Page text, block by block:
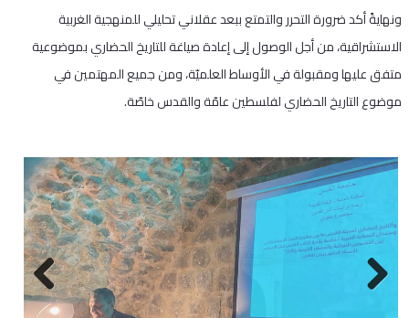
ونهايةً أكد ضرورة التحرر والتمتع ببعد عقلاني تحليلي للمنهجية الغربية
الاستشراقية، من أجل الوصول إلى إعادة صياغة للتاريخ الحضاري بموضوعية
متفق عليها ومقبولة في الأوساط العلميّة، ومن جميع المهتمين في
موضوع التاريخ الحضاري لفلسطين عامّة والقدس خاصّة.